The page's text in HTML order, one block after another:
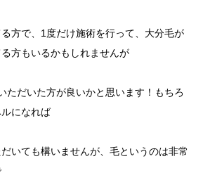
方で、1度だけ施術を行って、大分毛が
方もいるかもしれませんが
ただいた方が良いかと思います！もちろ
になれば
いても構いませんが、毛というのは非常